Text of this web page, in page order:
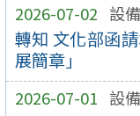
2026-07-02 設
轉知 文化部函
展簡章」
2026-07-01 設